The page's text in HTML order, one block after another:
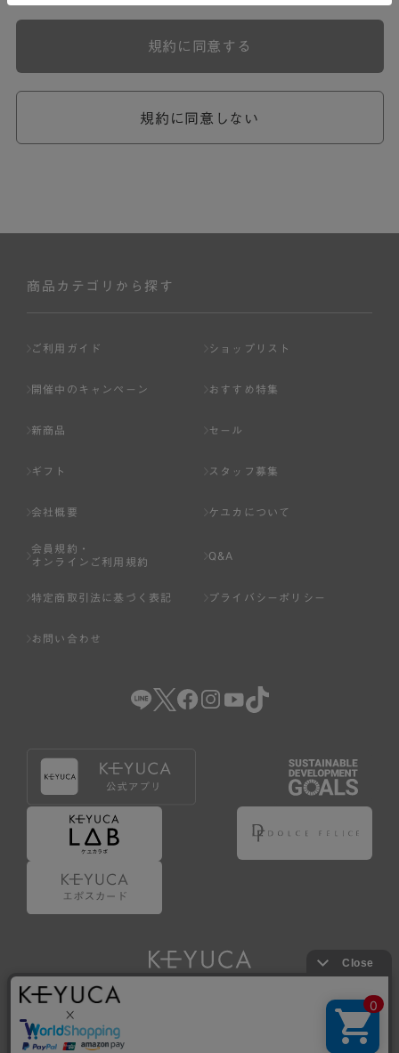
ら個別規定はその名称のいかんに関わらず、本規約の一部
めが優先されるものとします。
ません。
ページへの入力、または弊社が別途指定する方法に従って
基づき判断した場合は、弊社は、その登録を取り消すこと
のいずれかの事由に該当する場合は、その登録を拒否し、
または事前に通知することなく一旦なされた登録を取り消
いる場合。
（5） その他、本規約または個別規定に違反した場合。
4.会員登録が取り消された場合においても、当該会員は、
弊社とのお取引等により既に発生した支払義務等の取引上
の義務および本規約上の義務の履行責任を免れないものと
します。
5.仮登録とは、ケユカが提供するアプリ等でサービスを利
用するための簡易的な会員登録（以下「仮登録」といいま
6.仮登録をすることで、第9条のポイント付与を受けるこ
とができます。
7.仮登録状態はポイントの利用は行えず、第3条1項の通り
に登録完了することでポイント利用が行えるようになりま
す。
規約に同意しない
規約に同意する
商品カテゴリから探す
ご利用ガイド ショップリスト
開催中のキャンペーン おすすめ特集
新商品 セール
ギフト スタッフ募集
会社概要 ケユカについて
会員規約・
オンラインご利用規約
Q&A
特定商取引法に基づく表記 プライバシーポリシー
お問い合わせ
Copyright © KAWAJUN Co., Ltd. All Rights Reserved.